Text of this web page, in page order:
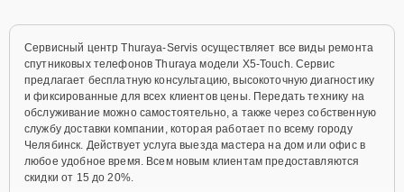
Сервисный центр Thuraya-Servis осуществляет все виды ремонта
спутниковых телефонов Thuraya модели X5-Touch. Сервис
предлагает бесплатную консультацию, высокоточную диагностику
и фиксированные для всех клиентов цены. Передать технику на
обслуживание можно самостоятельно, а также через собственную
службу доставки компании, которая работает по всему городу
Челябинск. Действует услуга выезда мастера на дом или офис в
любое удобное время. Всем новым клиентам предоставляются
скидки от 15 до 20%.